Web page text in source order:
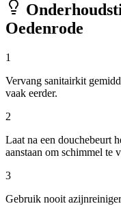
Oedenrode
1
Vervang sanitairkit
vaak eerder.
2
Laat na een douchebeurt
aanstaan om schimmel te
3
Gebruik nooit